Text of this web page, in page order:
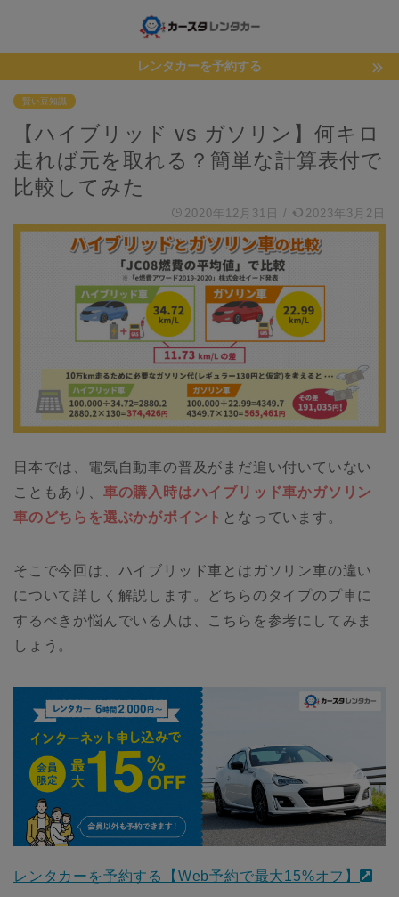
レンタカーを予約する
賢い豆知識
【ハイブリッド vs ガソリン】何キロ
走れば元を取れる？簡単な計算表付で
比較してみた
2020年12月31日 / 2023年3月2日
日本では、電気自動車の普及がまだ追い付いていない
こともあり、 車の購入時はハイブリッド車かガソリン
車のどちらを選ぶかがポイント となっています。
そこで今回は、ハイブリッド車とはガソリン車の違い
について詳しく解説します。どちらのタイプのプ車に
するべきか悩んでいる人は、こちらを参考にしてみま
しょう。
レンタカーを予約する【Web予約で最大15%オフ】